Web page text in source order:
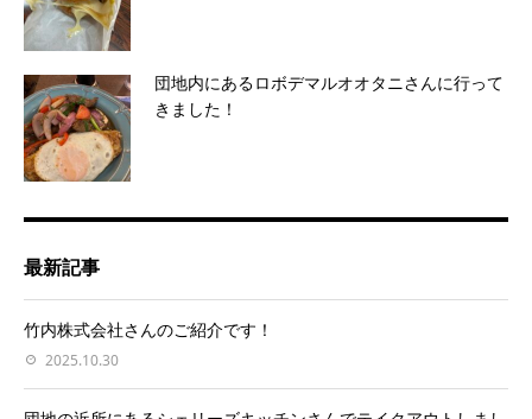
団地内にあるロボデマルオオタニさんに行って
きました！
最新記事
竹内株式会社さんのご紹介です！
2025.10.30